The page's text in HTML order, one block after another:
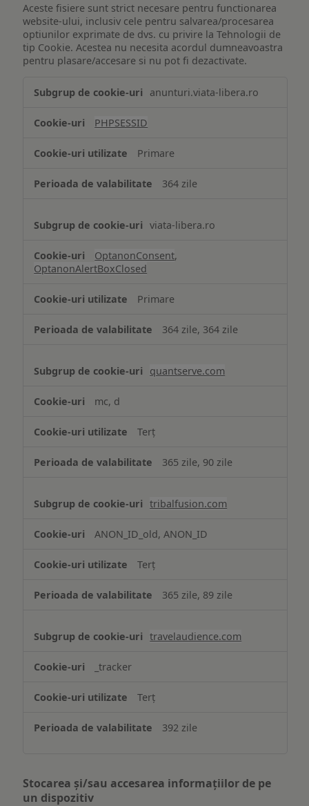
Aceste fisiere sunt strict necesare pentru functionarea
website-ului, inclusiv cele pentru salvarea/procesarea
optiunilor exprimate de dvs. cu privire la Tehnologii de
tip Cookie. Acestea nu necesita acordul dumneavoastra
pentru plasare/accesare si nu pot fi dezactivate.
de
Cookie
necesare
anunturi.viata-libera.ro
PHPSESSID
Primare
364 zile
viata-libera.ro
OptanonConsent,
OptanonAlertBoxClosed
Primare
364 zile, 364 zile
quantserve.com
mc, d
Terț
365 zile, 90 zile
tribalfusion.com
ANON_ID_old, ANON_ID
Terț
365 zile, 89 zile
travelaudience.com
_tracker
Terț
392 zile
Stocarea și/sau accesarea informațiilor de pe
un dispozitiv